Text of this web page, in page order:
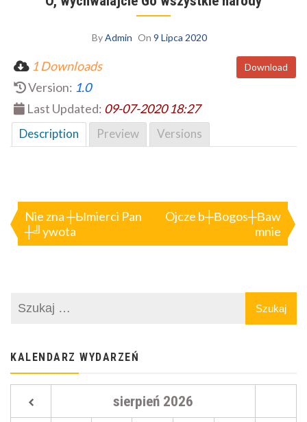
ByAdmin On 9 Lipca 2020
Download
1 Downloads
Version: 1.0
Last Updated: 09-07-2020 18:27
Description Preview Versions
wpisu
Nie zna ┼Ыmierci Pan
┼╝ywota
Ojcze b┼Вogos┼Вaw
mnie
KALENDARZ WYDARZEŃ
sierpień 2026